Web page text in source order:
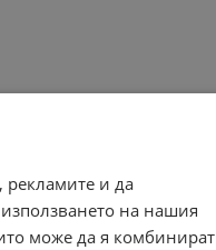
рекламите и да
на нашия
може да я комбинират